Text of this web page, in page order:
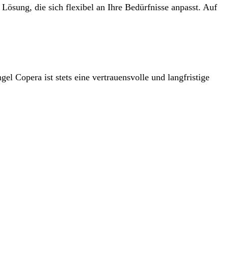
die sich flexibel an Ihre Bedürfnisse anpasst. Auf
Copera ist stets eine vertrauensvolle und langfristige